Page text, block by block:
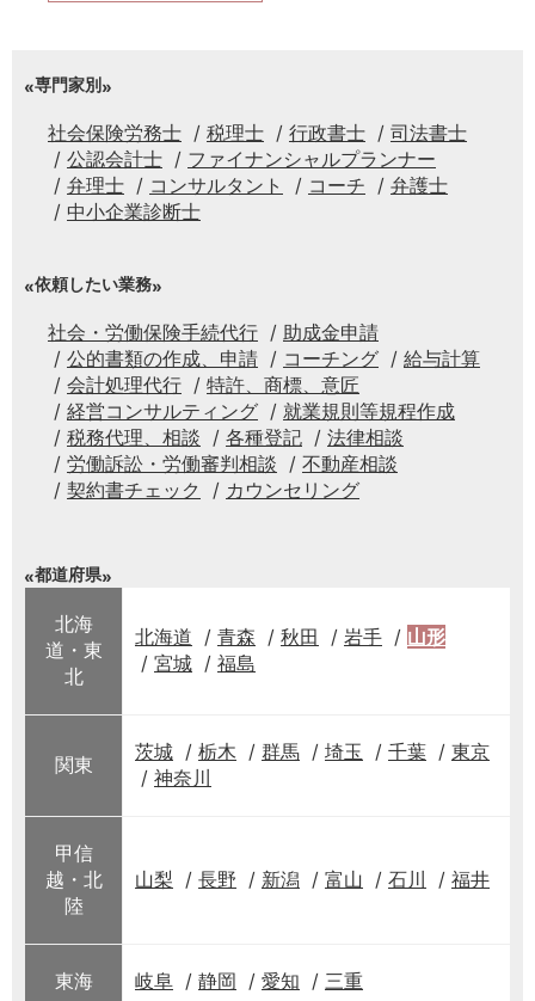
専門家別
社会保険労務士 税理士 行政書士
司法書士
公認会計士
ファイナンシャルプランナー
弁理士
コンサルタント コーチ
弁護士
中小企業診断士
依頼したい業務
社会・労働保険手続代行
助成金申請
公的書類の作成、申請
コーチング
給与計算
会計処理代行
特許、商標、意匠
経営コンサルティング
就業規則等規程作成
税務代理、相談
各種登記
法律相談
労働訴訟・労働審判相談
不動産相談
契約書チェック
カウンセリング
都道府県
北海
道・東
北
北海道 青森 秋田 岩手
山形
宮城
福島
関東
茨城 栃木 群馬 埼玉 千葉
東京
神奈川
甲信
越・北
陸
山梨 長野 新潟 富山 石川 福井
東海 岐阜 静岡 愛知 三重